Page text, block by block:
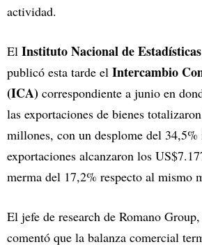
actividad.
El Instituto Nacional de
publicó esta tarde el Intercambio
(ICA) correspondiente a junio en
las exportaciones de bienes
millones, con un desplome del
exportaciones alcanzaron los
merma del 17,2% respecto al mismo
El jefe de research de Romano Group,
comentó que la balanza comercial